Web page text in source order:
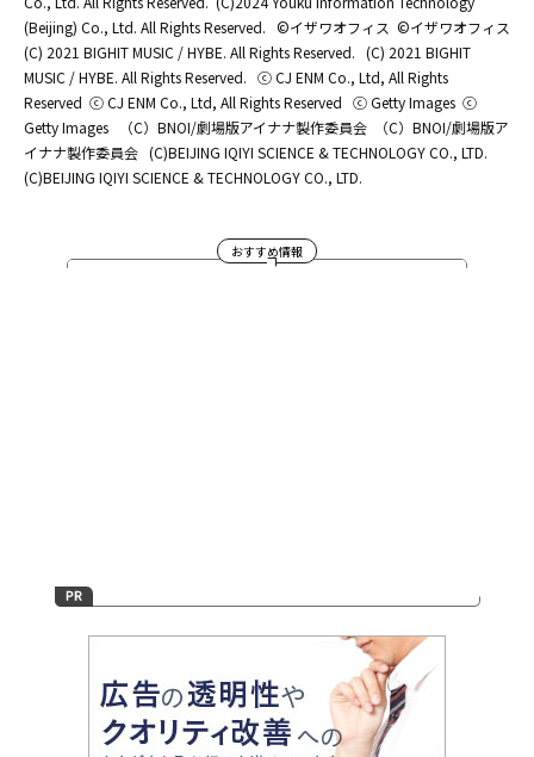
(Beijing) Co., Ltd. All Rights Reserved. ©イザワオフィス ©イザワオフィス
(C) 2021 BIGHIT MUSIC / HYBE. All Rights Reserved. (C) 2021 BIGHIT
MUSIC / HYBE. All Rights Reserved. ⓒ CJ ENM Co., Ltd, All Rights
Reserved ⓒ CJ ENM Co., Ltd, All Rights Reserved ⓒ Getty Images ⓒ
Getty Images
（C）BNOI/劇場版アイナナ製作委員会
（C）BNOI/劇場版ア
イナナ製作委員会 (C)BEIJING IQIYI SCIENCE & TECHNOLOGY CO., LTD.
(C)BEIJING IQIYI SCIENCE & TECHNOLOGY CO., LTD.
おすすめ情報